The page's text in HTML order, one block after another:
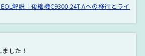
解説｜後継機C9300-24T-Aへの移行とライ
した！